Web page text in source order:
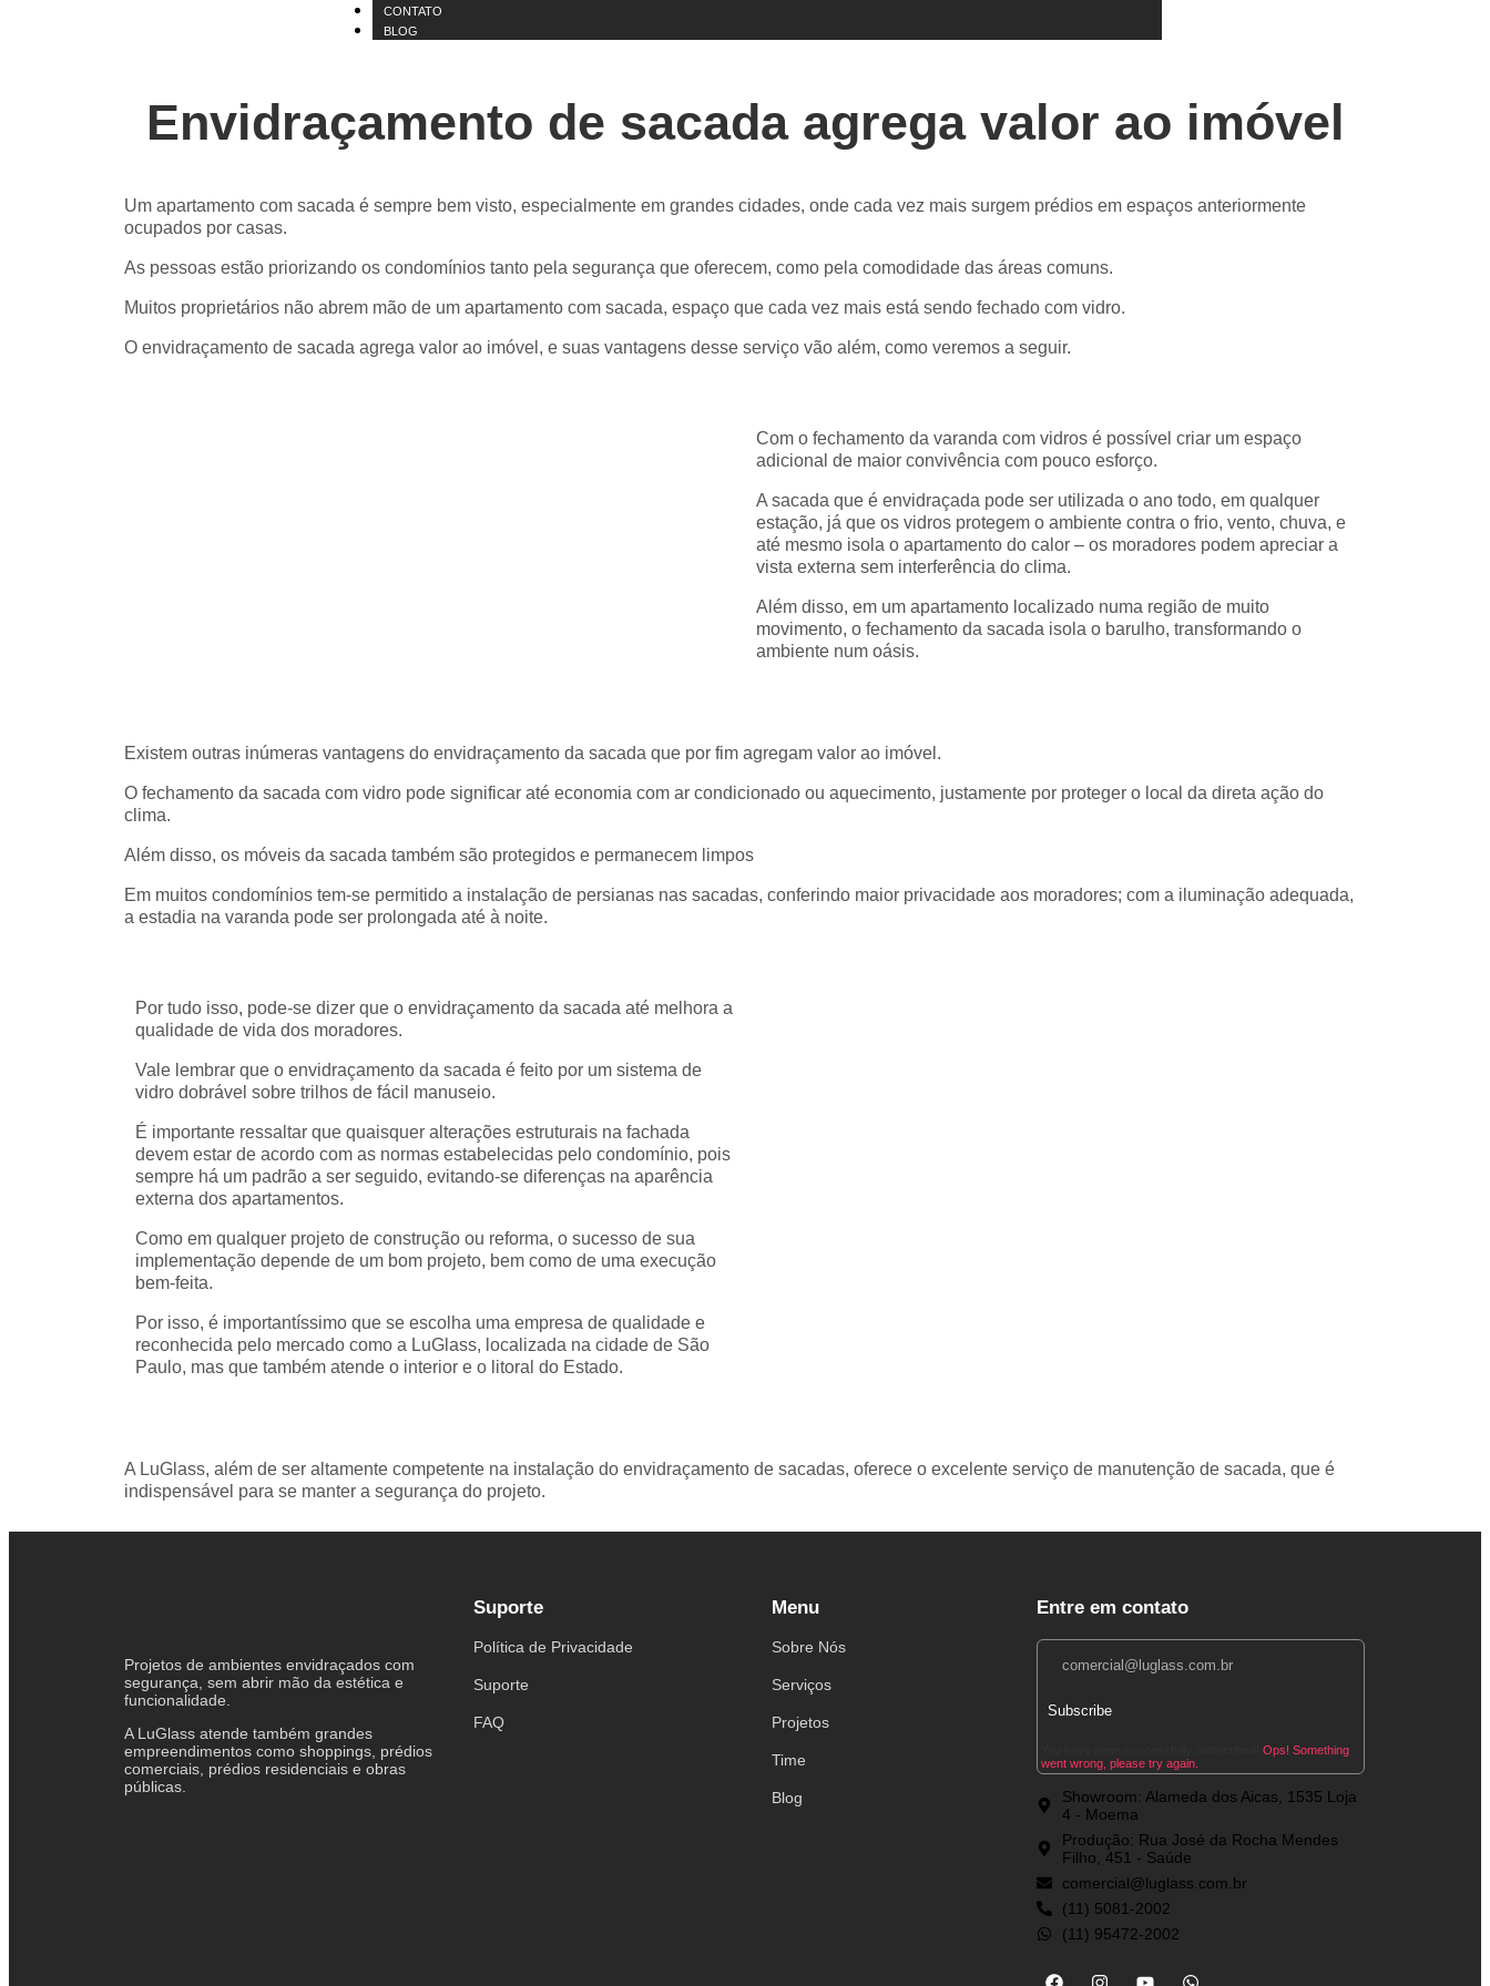
CONTATO
BLOG
Envidraçamento de sacada agrega valor ao imóvel
Um apartamento com sacada é sempre bem visto, especialmente em grandes cidades, onde cada vez mais surgem prédios em espaços anteriormente
ocupados por casas.
As pessoas estão priorizando os condomínios tanto pela segurança que oferecem, como pela comodidade das áreas comuns.
Muitos proprietários não abrem mão de um apartamento com sacada, espaço que cada vez mais está sendo fechado com vidro.
O envidraçamento de sacada agrega valor ao imóvel, e suas vantagens desse serviço vão além, como veremos a seguir.
Com o fechamento da varanda com vidros é possível criar um espaço
adicional de maior convivência com pouco esforço.
A sacada que é envidraçada pode ser utilizada o ano todo, em qualquer
estação, já que os vidros protegem o ambiente contra o frio, vento, chuva, e
até mesmo isola o apartamento do calor – os moradores podem apreciar a
vista externa sem interferência do clima.
Além disso, em um apartamento localizado numa região de muito
movimento, o fechamento da sacada isola o barulho, transformando o
ambiente num oásis.
Existem outras inúmeras vantagens do envidraçamento da sacada que por fim agregam valor ao imóvel.
O fechamento da sacada com vidro pode significar até economia com ar condicionado ou aquecimento, justamente por proteger o local da direta ação do
clima.
Além disso, os móveis da sacada também são protegidos e permanecem limpos
Em muitos condomínios tem-se permitido a instalação de persianas nas sacadas, conferindo maior privacidade aos moradores; com a iluminação adequada,
a estadia na varanda pode ser prolongada até à noite.
Por tudo isso, pode-se dizer que o envidraçamento da sacada até melhora a
qualidade de vida dos moradores.
Vale lembrar que o envidraçamento da sacada é feito por um sistema de
vidro dobrável sobre trilhos de fácil manuseio.
É importante ressaltar que quaisquer alterações estruturais na fachada
devem estar de acordo com as normas estabelecidas pelo condomínio, pois
sempre há um padrão a ser seguido, evitando-se diferenças na aparência
externa dos apartamentos.
Como em qualquer projeto de construção ou reforma, o sucesso de sua
implementação depende de um bom projeto, bem como de uma execução
bem-feita.
Por isso, é importantíssimo que se escolha uma empresa de qualidade e
reconhecida pelo mercado como a LuGlass, localizada na cidade de São
Paulo, mas que também atende o interior e o litoral do Estado.
A LuGlass, além de ser altamente competente na instalação do envidraçamento de sacadas, oferece o excelente serviço de manutenção de sacada, que é
indispensável para se manter a segurança do projeto.
Projetos de ambientes envidraçados com
segurança, sem abrir mão da estética e
funcionalidade.
A LuGlass atende também grandes
empreendimentos como shoppings, prédios
comerciais, prédios residenciais e obras
públicas.
Suporte
Política de Privacidade
Suporte
FAQ
Menu
Sobre Nós
Serviços
Projetos
Time
Blog
Entre em contato
Subscribe
Ops! Something
went wrong, please try again.
Showroom: Alameda dos Aicas, 1535 Loja
4 - Moema
Produção: Rua José da Rocha Mendes
Filho, 451 - Saúde
comercial@luglass.com.br
(11) 5081-2002
(11) 95472-2002